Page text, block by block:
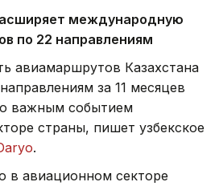
международную
по 22 направлениям
авиамаршрутов Казахстана
за 11 месяцев
важным событием
страны, пишет узбекское
.
в авиационном секторе